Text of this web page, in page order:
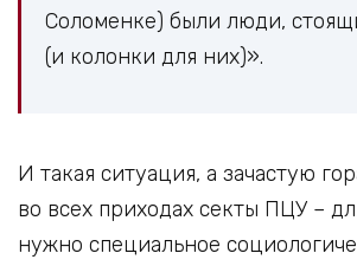
Соломенке) были люди,
(и колонки для них)».
И такая ситуация, а зачастую
во всех приходах секты ПЦУ –
нужно специальное